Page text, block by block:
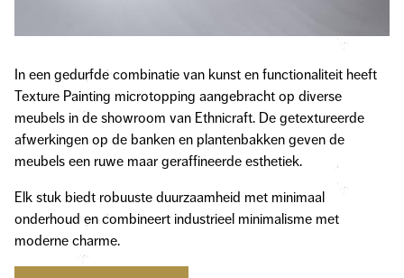
In een gedurfde combinatie van kunst en functionaliteit heeft
Texture Painting microtopping aangebracht op diverse
meubels in de showroom van Ethnicraft. De getextureerde
afwerkingen op de banken en plantenbakken geven de
meubels een ruwe maar geraffineerde esthetiek.
Elk stuk biedt robuuste duurzaamheid met minimaal
onderhoud en combineert industrieel minimalisme met
moderne charme.